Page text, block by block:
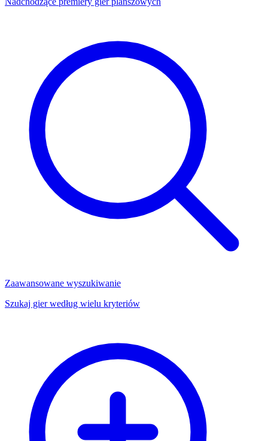
Zaawansowane wyszukiwanie
Szukaj gier według wielu kryteriów